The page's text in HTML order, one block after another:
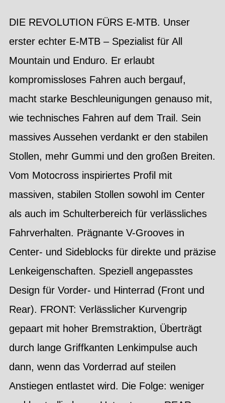
DIE REVOLUTION FÜRS E-MTB. Unser
erster echter E-MTB – Spezialist für All
Mountain und Enduro. Er erlaubt
kompromissloses Fahren auch bergauf,
macht starke Beschleunigungen genauso mit,
wie technisches Fahren auf dem Trail. Sein
massives Aussehen verdankt er den stabilen
Stollen, mehr Gummi und den großen Breiten.
Vom Motocross inspiriertes Profil mit
massiven, stabilen Stollen sowohl im Center
als auch im Schulterbereich für verlässliches
Fahrverhalten. Prägnante V-Grooves in
Center- und Sideblocks für direkte und präzise
Lenkeigenschaften. Speziell angepasstes
Design für Vorder- und Hinterrad (Front und
Rear). FRONT: Verlässlicher Kurvengrip
gepaart mit hoher Bremstraktion, Überträgt
durch lange Griffkanten Lenkimpulse auch
dann, wenn das Vorderrad auf steilen
Anstiegen entlastet wird. Die Folge: weniger